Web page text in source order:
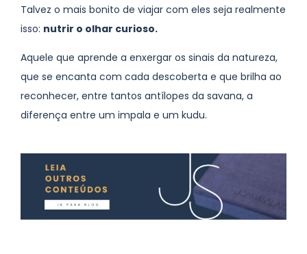
Talvez o mais bonito de viajar com eles seja realmente
isso: nutrir o olhar curioso.
Aquele que aprende a enxergar os sinais da natureza,
que se encanta com cada descoberta e que brilha ao
reconhecer, entre tantos antílopes da savana, a
diferença entre um impala e um kudu.